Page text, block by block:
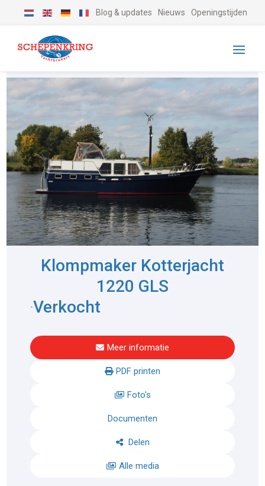
Blog & updates Nieuws Openingstijden
Klompmaker Kotterjacht
1220 GLS
-Verkocht
Meer informatie
PDF printen
Foto's
Documenten
Delen
Alle media